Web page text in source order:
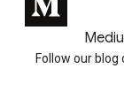
Follow our blog